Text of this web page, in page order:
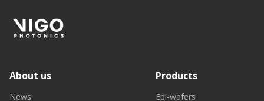
About us
News
Products
Epi-wafers